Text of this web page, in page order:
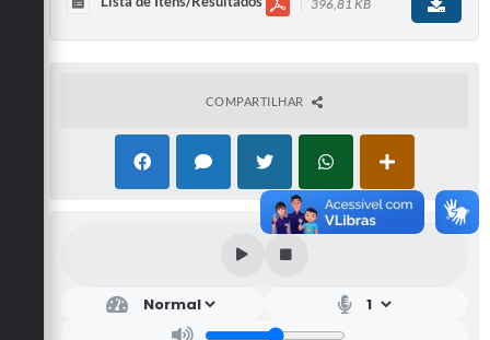
396,81 KB
COMPARTILHAR